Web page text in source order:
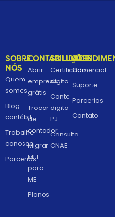
SOBRE
NÓS
Quem
somos
Blog
contábil
Trabalhe
conosco
Parcerias
CONTABILIDADE
Abrir
empresa
grátis
Trocar
de
contador
Migrar
MEI
para
ME
Planos
SOLUÇÕES
Certificado
digital
Conta
digital
PJ
Consulta
CNAE
Comercial
Suporte
Parcerias
Contato